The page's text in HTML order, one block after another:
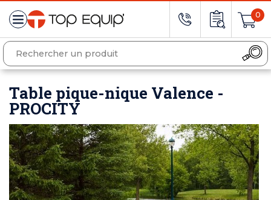
0
Table pique-nique Valence -
PROCITY